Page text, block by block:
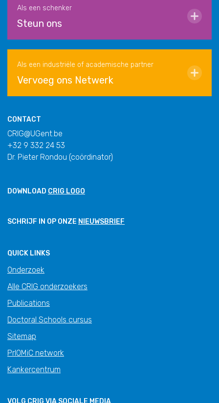
Als een schenker
Steun ons
Als een industriële of academische partner
Vervoeg ons Netwerk
CONTACT
CRIG@UGent.be
+32 9 332 24 53
Dr. Pieter Rondou (coördinator)
DOWNLOAD CRIG LOGO
SCHRIJF IN OP ONZE NIEUWSBRIEF
QUICK LINKS
Onderzoek
Alle CRIG onderzoekers
Publications
Doctoral Schools cursus
Sitemap
PrIOMiC network
Kankercentrum
VOLG CRIG VIA SOCIALE MEDIA